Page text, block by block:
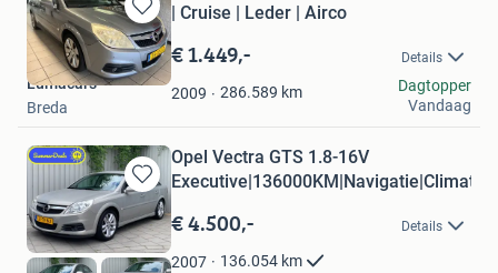
Bewaren
in
Mijn
Favorieten
| Cruise | Leder | Airco
€ 1.449,- Details
2009 286.589 km
Lumacars
Breda
Dagtopper
Vandaag
Bewaren
in
Mijn
Favorieten
Opel Vectra GTS 1.8-16V
Executive|136000KM|Navigatie|Climate
€ 4.500,- Details
2007 136.054 km